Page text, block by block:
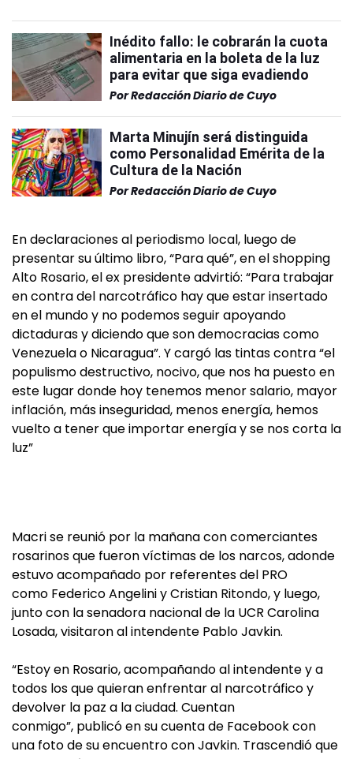
Inédito fallo: le cobrarán la cuota
alimentaria en la boleta de la luz
para evitar que siga evadiendo
PorRedacción Diario de Cuyo
Marta Minujín será distinguida
como Personalidad Emérita de la
Cultura de la Nación
PorRedacción Diario de Cuyo
En declaraciones al periodismo local, luego de
presentar su último libro, “Para qué”, en el shopping
Alto Rosario, el ex presidente advirtió: “Para trabajar
en contra del narcotráfico hay que estar insertado
en el mundo y no podemos seguir apoyando
dictaduras y diciendo que son democracias como
Venezuela o Nicaragua”. Y cargó las tintas contra “el
populismo destructivo, nocivo, que nos ha puesto en
este lugar donde hoy tenemos menor salario, mayor
inflación, más inseguridad, menos energía, hemos
vuelto a tener que importar energía y se nos corta la
luz”
Macri se reunió por la mañana con comerciantes
rosarinos que fueron víctimas de los narcos, adonde
estuvo acompañado por referentes del PRO
como Federico Angelini y Cristian Ritondo, y luego,
junto con la senadora nacional de la UCR Carolina
Losada, visitaron al intendente Pablo Javkin.
“Estoy en Rosario, acompañando al intendente y a
todos los que quieran enfrentar al narcotráfico y
devolver la paz a la ciudad. Cuentan
conmigo”, publicó en su cuenta de Facebook con
una foto de su encuentro con Javkin. Trascendió que